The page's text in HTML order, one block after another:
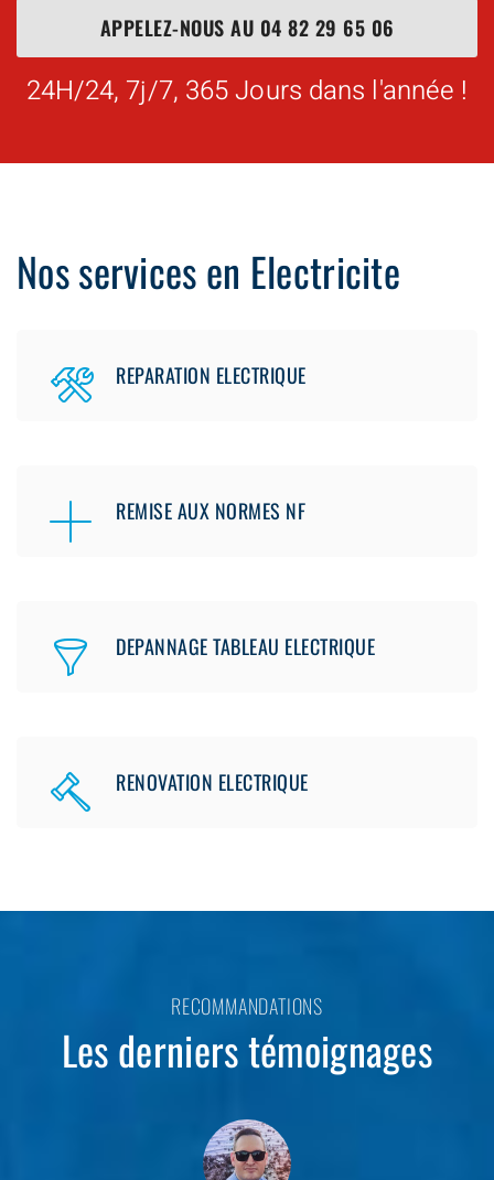
APPELEZ-NOUS AU 04 82 29 65 06
24H/24, 7j/7, 365 Jours dans l'année !
Nos services en Electricite
REPARATION ELECTRIQUE
REMISE AUX NORMES NF
DEPANNAGE TABLEAU ELECTRIQUE
RENOVATION ELECTRIQUE
RECOMMANDATIONS
Les derniers témoignages